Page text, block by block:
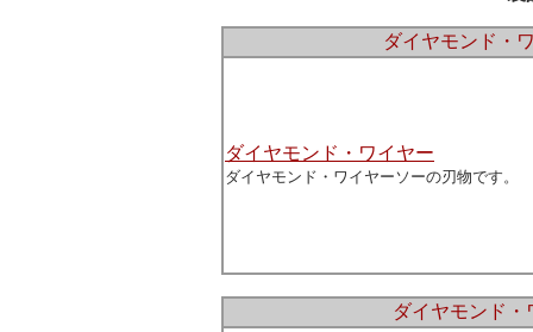
ダイヤモンド・
ダイヤモンド・ワイヤー
ダイヤモンド・ワイヤーソーの刃物です。
ダイヤモンド